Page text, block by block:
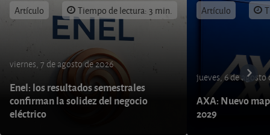
Artículo Tiempo de lectura: 3 min.
viernes, 7 de agosto de 2026
Enel: los resultados semestrales
confirman la solidez del negocio
eléctrico
Artículo
jueves, 6 de agosto
AXA: Nuevo
2029